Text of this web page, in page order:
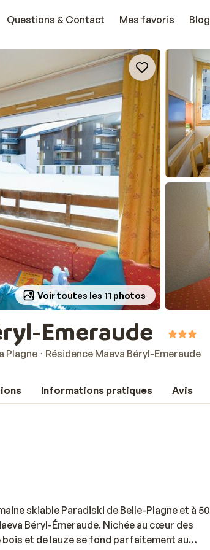
Questions & Contact Mes favoris Blog
Voir toutes les 11 photos
Emeraude
Plagne Résidence Maeva Béryl-Emeraude
Informations pratiques Avis
skiable Paradiski de Belle-Plagne et à 50
Béryl-Émeraude. Nichée au cœur des
et de lauze se fond parfaitement au